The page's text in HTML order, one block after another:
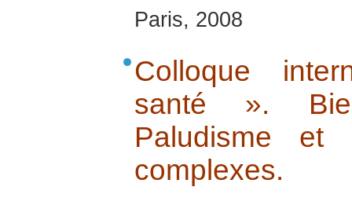
Paris, 2008
Colloque
santé ».
Paludisme et
complexes.